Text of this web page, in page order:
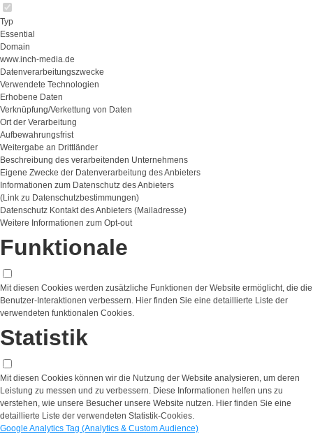
Typ
Essential
Domain
www.inch-media.de
Datenverarbeitungszwecke
Verwendete Technologien
Erhobene Daten
Verknüpfung/Verkettung von Daten
Ort der Verarbeitung
Aufbewahrungsfrist
Weitergabe an Drittländer
Beschreibung des verarbeitenden Unternehmens
Eigene Zwecke der Datenverarbeitung des Anbieters
Informationen zum Datenschutz des Anbieters
(Link zu Datenschutzbestimmungen)
Datenschutz Kontakt des Anbieters (Mailadresse)
Weitere Informationen zum Opt-out
Funktionale
Mit diesen Cookies werden zusätzliche Funktionen der Website ermöglicht, die die
Benutzer-Interaktionen verbessern. Hier finden Sie eine detaillierte Liste der
verwendeten funktionalen Cookies.
Statistik
Mit diesen Cookies können wir die Nutzung der Website analysieren, um deren
Leistung zu messen und zu verbessern. Diese Informationen helfen uns zu
verstehen, wie unsere Besucher unsere Website nutzen. Hier finden Sie eine
detaillierte Liste der verwendeten Statistik-Cookies.
Google Analytics Tag (Analytics & Custom Audience)